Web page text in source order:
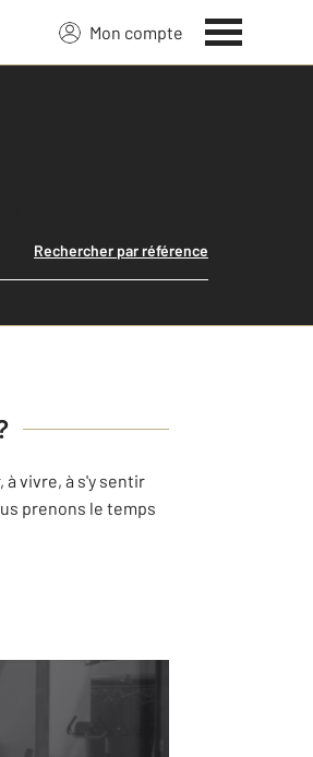
Mon compte
Rechercher par référence
à vivre, à s'y sentir
prenons le temps